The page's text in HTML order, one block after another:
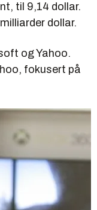
til 9,14 dollar.
dollar.
og Yahoo.
fokusert på